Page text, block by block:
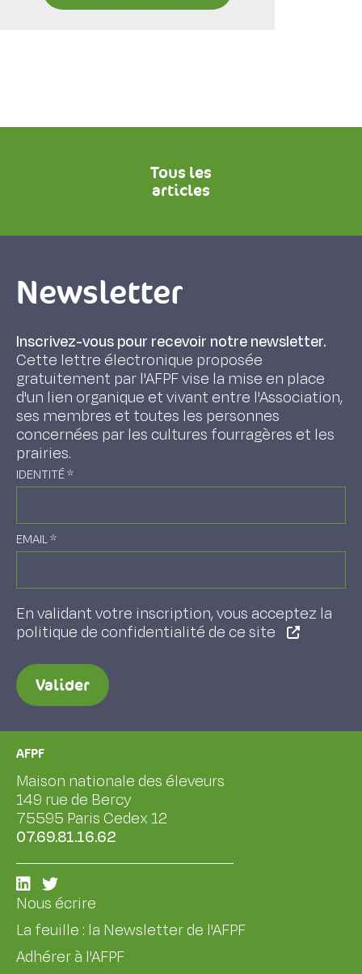
Tous les
articles
Newsletter
Inscrivez-vous pour recevoir notre newsletter.
Cette lettre électronique proposée
gratuitement par l'AFPF vise la mise en place
d'un lien organique et vivant entre l'Association,
ses membres et toutes les personnes
concernées par les cultures fourragères et les
prairies.
IDENTITÉ*
EMAIL*
En validant votre inscription, vous acceptez la
politique de confidentialité de ce site
Valider
AFPF
Maison nationale des éleveurs
149 rue de Bercy
75595 Paris Cedex 12
07.69.81.16.62
Nous écrire
La feuille : la Newsletter de l'AFPF
Adhérer à l'AFPF